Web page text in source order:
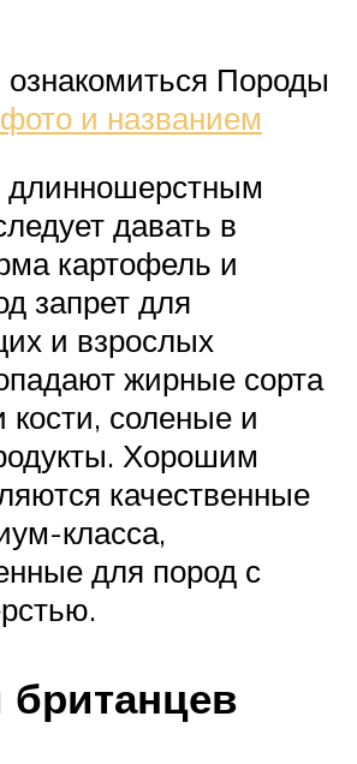
Породы
и названием
длинношерстным
давать в
картофель и
запрет для
и взрослых
жирные сорта
соленые и
Хорошим
качественные
класса,
для пород с
британцев